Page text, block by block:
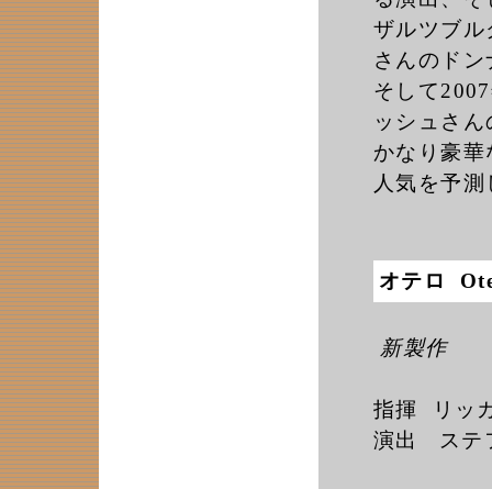
ザルツブル
さんのド
そして
ッシュさ
かなり豪
人気を予
オテロ
新製作
指揮 リッ
演出 ステ